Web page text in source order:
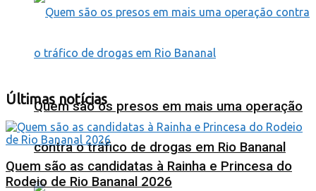
Quem são os presos em mais uma operação
contra o tráfico de drogas em Rio Bananal
Últimas notícias
Quem são as candidatas à Rainha e Princesa do
Rodeio de Rio Bananal 2026